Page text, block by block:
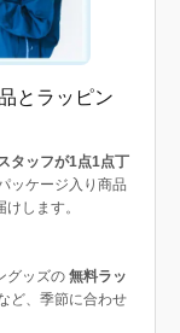
とラッピン
タッフが1点1点丁
ッケージ入り商品
します。
グッズの 無料ラッ
ど、季節に合わせ